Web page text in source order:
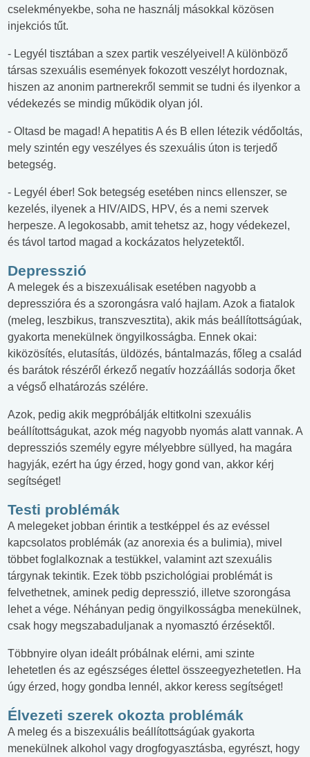
cselekményekbe, soha ne használj másokkal közösen
injekciós tűt.
- Legyél tisztában a szex partik veszélyeivel! A különböző
társas szexuális események fokozott veszélyt hordoznak,
hiszen az anonim partnerekről semmit se tudni és ilyenkor a
védekezés se mindig működik olyan jól.
- Oltasd be magad! A hepatitis A és B ellen létezik védőoltás,
mely szintén egy veszélyes és szexuális úton is terjedő
betegség.
- Legyél éber! Sok betegség esetében nincs ellenszer, se
kezelés, ilyenek a HIV/AIDS, HPV, és a nemi szervek
herpesze. A legokosabb, amit tehetsz az, hogy védekezel,
és távol tartod magad a kockázatos helyzetektől.
Depresszió
A melegek és a biszexuálisak esetében nagyobb a
depresszióra és a szorongásra való hajlam. Azok a fiatalok
(meleg, leszbikus, transzvesztita), akik más beállítottságúak,
gyakorta menekülnek öngyilkosságba. Ennek okai:
kiközösítés, elutasítás, üldözés, bántalmazás, főleg a család
és barátok részéről érkező negatív hozzáállás sodorja őket
a végső elhatározás szélére.
Azok, pedig akik megpróbálják eltitkolni szexuális
beállítottságukat, azok még nagyobb nyomás alatt vannak. A
depressziós személy egyre mélyebbre süllyed, ha magára
hagyják, ezért ha úgy érzed, hogy gond van, akkor kérj
segítséget!
Testi problémák
A melegeket jobban érintik a testképpel és az evéssel
kapcsolatos problémák (az anorexia és a bulimia), mivel
többet foglalkoznak a testükkel, valamint azt szexuális
tárgynak tekintik. Ezek több pszichológiai problémát is
felvethetnek, aminek pedig depresszió, illetve szorongása
lehet a vége. Néhányan pedig öngyilkosságba menekülnek,
csak hogy megszabaduljanak a nyomasztó érzésektől.
Többnyire olyan ideált próbálnak elérni, ami szinte
lehetetlen és az egészséges élettel összeegyezhetetlen. Ha
úgy érzed, hogy gondba lennél, akkor keress segítséget!
Élvezeti szerek okozta problémák
A meleg és a biszexuális beállítottságúak gyakorta
menekülnek alkohol vagy drogfogyasztásba, egyrészt, hogy